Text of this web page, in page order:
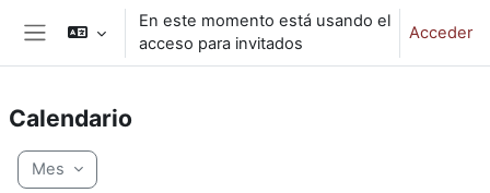
Salta al contenido principal
Panel lateral
En este momento está usando el
acceso para invitados
Acceder
Calendario
Mes